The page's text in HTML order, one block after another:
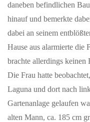
Zivilgesellschaft haben
den Bahnknoten…
JULI 09, 2026
Public Viewing
Fussballnacht in
Atmosphäre beim
FCS Arena.Freue dich
daneben befindlichen
hinauf und bemerkte
dabei an seinem
Hause aus alarmierte die
brachte allerdings
Die Frau hatte
Laguna und dort nach
Gartenanlage gelaufen
alten Mann, ca. 185 cm